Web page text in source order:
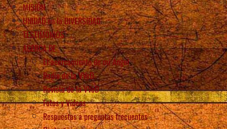
MISIÓN
UNIDAD en la DIVERSIDAD
TESTIMONIOS
ACERCA DE
El acercamiento de mi Ángel
Radio de la VVeD
Revista de la VVeD
Fotos y Videos
Respuestas a preguntas frecuentes